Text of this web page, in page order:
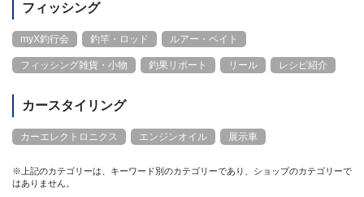
フィッシング
myX釣行会 釣竿・ロッド ルアー・ベイト
フィッシング雑貨・小物 釣果リポート リール レシピ紹介
カースタイリング
カーエレクトロニクス エンジンオイル 展示車
※上記のカテゴリーは、キーワード別のカテゴリーであり、ショップのカテゴリーで
はありません。